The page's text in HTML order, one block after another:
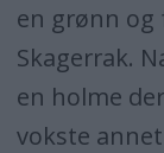
en grønn
Skagerrak.
en holme
vokste